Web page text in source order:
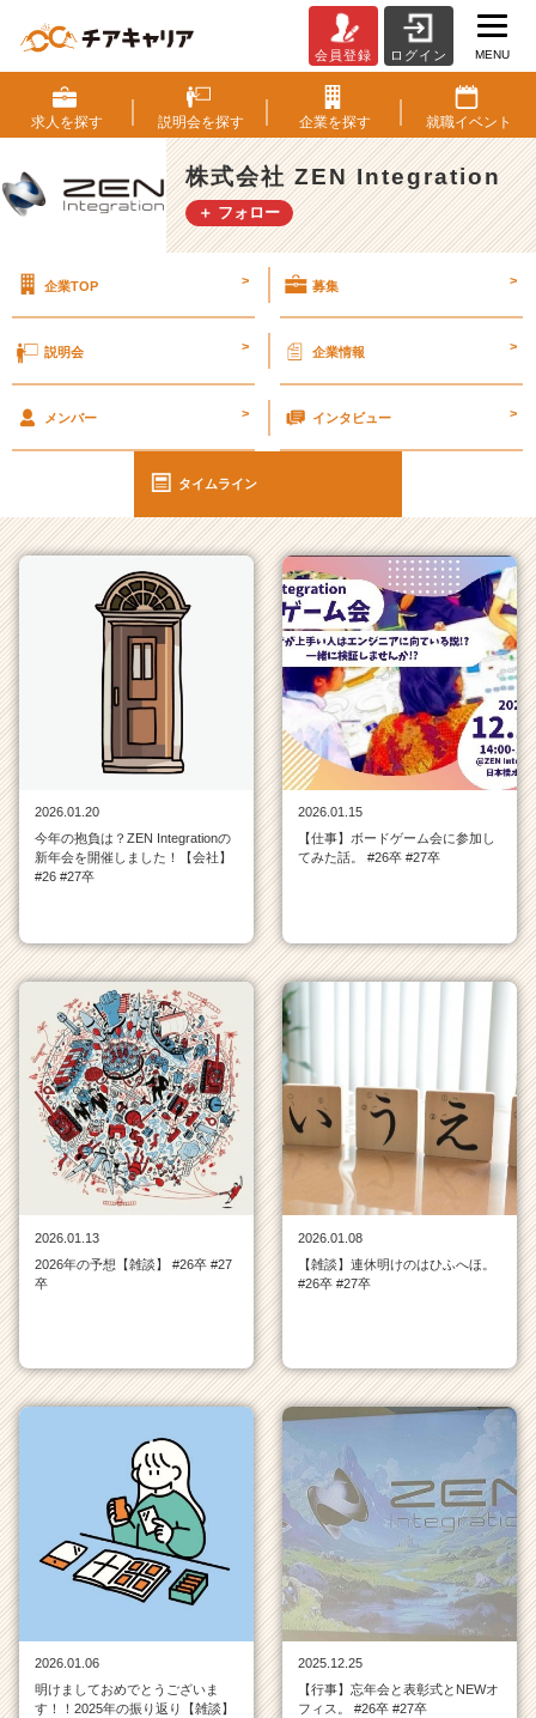
式
会
社
Z
E
N
e
a
n
の
タ
ャ
ー・
企
業
か
ら
ス
カ
ウ
ト
が
届
く
就
サ
ア
キ
（C
h
e
e
r
e
会員登録 ログイン MENU
求人を探す 説明会を探す 企業を探す 就職イベント
株式会社 ZEN Integration
＋ フォロー
企業TOP > 募集 >
説明会 > 企業情報 >
メンバー > インタビュー >
タイムライン
2026.01.20
今年の抱負は？ZEN Integrationの
新年会を開催しました！【会社】
#26 #27卒
2026.01.15
【仕事】ボードゲーム会に参加し
てみた話。 #26卒 #27卒
2026.01.13
2026年の予想【雑談】 #26卒 #27
卒
2026.01.08
【雑談】連休明けのはひふへほ。
#26卒 #27卒
2026.01.06
明けましておめでとうございま
す！！2025年の振り返り【雑談】
2025.12.25
【行事】忘年会と表彰式とNEWオ
フィス。 #26卒 #27卒